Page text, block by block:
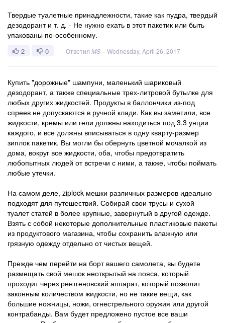
Твердые туалетные принадлежности, такие как пудра, твердый
дезодорант и т. д. - Не нужно ехать в этот пакетик или быть
упакованы по-особенному.
2 0 Ответил MS–Wednesday, April 26, 2017
Купить "дорожные" шампуни, маленький шариковый
дезодорант, а также специальные трех-литровой бутылке для
любых других жидкостей. Продукты в баллончики из-под
спреев не допускаются в ручной клади. Как вы заметили, все
жидкости, кремы или гели должны находиться под 3.3 унции
каждого, и все должны вписываться в одну кварту-размер
зиплок пакетик. Вы могли бы обернуть цветной мочалкой из
дома, вокруг все жидкости, оба, чтобы предотвратить
любопытных людей от встречи с ними, а также, чтобы поймать
любые утечки.
На самом деле, ziplock мешки различных размеров идеально
подходят для путешествий. Собирай свои трусы и сухой
туалет статей в более крупные, завернутый в другой одежде.
Взять с собой некоторые дополнительные пластиковые пакеты
из продуктового магазина, чтобы сохранить влажную или
грязную одежду отдельно от чистых вещей.
Прежде чем перейти на борт вашего самолета, вы будете
размещать свой мешок неоткрытый на пояса, который
проходит через рентгеновский аппарат, который позволит
законным количеством жидкости, но не такие вещи, как
большие ножницы, ножи, огнестрельного оружия или другой
контрабанды. Вам будет предложено пустое все ваши